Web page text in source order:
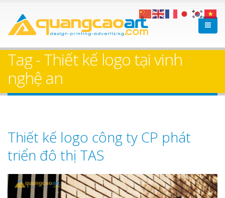
Tag - Thiết kế logo tại vinh
nghệ an
Thiết kế logo công ty CP phát
triển đô thị TAS